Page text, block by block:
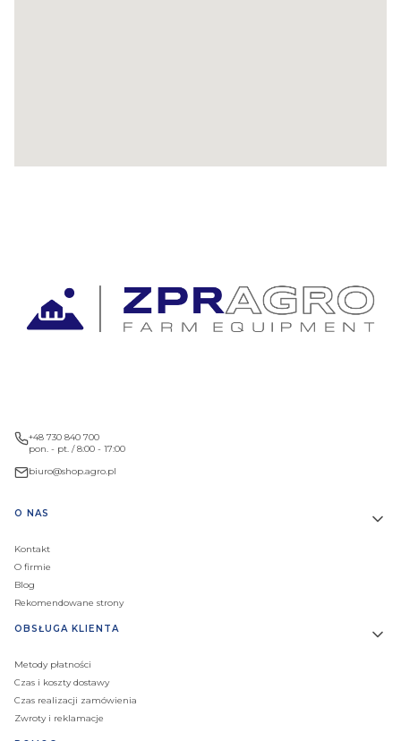
+48 730 840 700
pon. - pt. / 8:00 - 17:00
biuro@shop.agro.pl
Linki w stopce
O NAS
Kontakt
O firmie
Blog
Rekomendowane strony
OBSŁUGA KLIENTA
Metody płatności
Czas i koszty dostawy
Czas realizacji zamówienia
Zwroty i reklamacje